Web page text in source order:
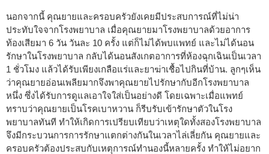
นอกจากนี้ คุณยายและครอบครัวยังเคยมีประสบการณ์ที่ไม่น่า
ประทับใจจากโรงพยาบาล เมื่อคุณยายมาโรงพยาบาลด้วยอาการ
ท้องเสียมา 6 วัน วันละ 10 ครั้ง แต่ก็ไม่ได้พบแพทย์ และไม่ได้นอน
รักษาในโรงพยาบาล กลับได้นอนสังเกตอาการที่ห้องฉุกเฉินเป็นเวลา
1 ชั่วโมง แล้วได้รับเพียงเกลือแร่และยาฆ่าเชื้อไปกินที่บ้าน. ลูกๆเห็น
ว่าคุณยายอ่อนเพลียมากจึงพาคุณยายไปรักษากับอีกโรงพยาบาล
หนึ่ง ซึ่งได้รับการดูแลเอาใจใส่เป็นอย่างดี โดยเฉพาะเมื่อแพทย์
ทราบว่าคุณยายเป็นโรคเบาหวาน ก็รีบรับเข้ารักษาตัวในโรง
พยาบาลทันที ทำให้เกิดการเปรียบเทียบว่าเหตุใดทั้งสองโรงพยาบาล
จึงมีกระบวนการการรักษาแตกต่างกันในเวลาไล่เลี่ยกัน คุณยายและ
ครอบครัวต้องประสบกับเหตุการณ์ทำนองนี้หลายครั้ง ทำให้ไม่อยาก